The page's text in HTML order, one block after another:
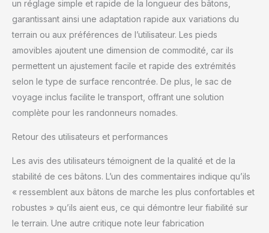
un réglage simple et rapide de la longueur des bâtons,
garantissant ainsi une adaptation rapide aux variations du
terrain ou aux préférences de l’utilisateur. Les pieds
amovibles ajoutent une dimension de commodité, car ils
permettent un ajustement facile et rapide des extrémités
selon le type de surface rencontrée. De plus, le sac de
voyage inclus facilite le transport, offrant une solution
complète pour les randonneurs nomades.
Retour des utilisateurs et performances
Les avis des utilisateurs témoignent de la qualité et de la
stabilité de ces bâtons. L’un des commentaires indique qu’ils
« ressemblent aux bâtons de marche les plus confortables et
robustes » qu’ils aient eus, ce qui démontre leur fiabilité sur
le terrain. Une autre critique note leur fabrication